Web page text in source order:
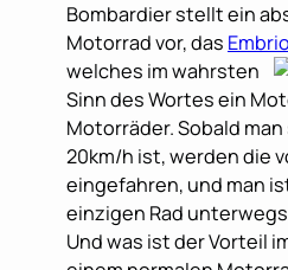
Bombardier stellt ein
Motorrad vor, das Embrio
welches im wahrsten
Sinn des Wortes ein
Motorräder. Sobald
20km/h ist, werden die
eingefahren, und man
einzigen Rad
Und was ist der Vorteil